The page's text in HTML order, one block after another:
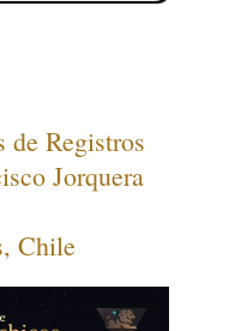
de Registros
Jorquera
Chile